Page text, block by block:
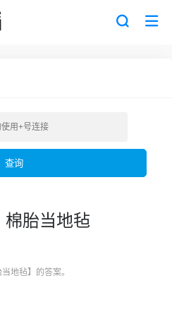
查询
棉胎当地毡
地毡】的答案。